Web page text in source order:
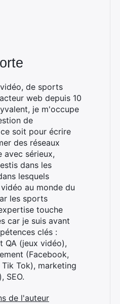
de sports
web depuis 10
je m'occupe
de
soit pour écrire
des réseaux
avec sérieux,
dans les
lesquels
au monde du
les sports
touche
car je suis avant
clés :
QA (jeux vidéo),
(Facebook,
Tok), marketing
SEO.
de l'auteur